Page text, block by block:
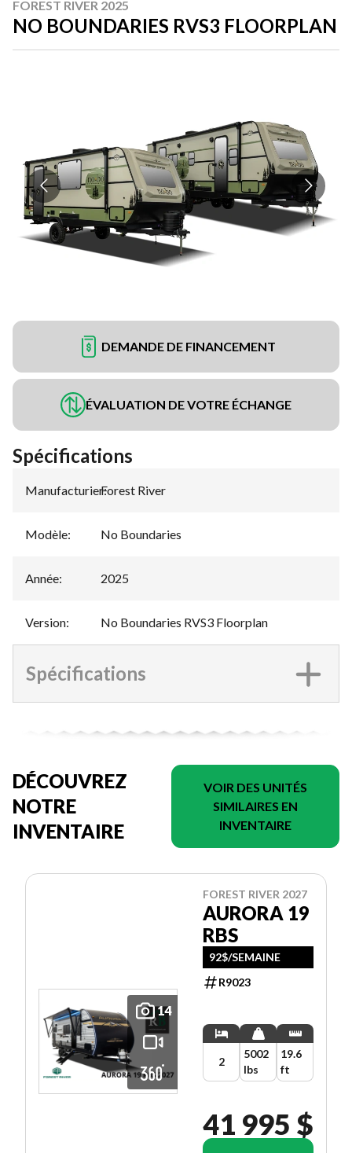
FOREST RIVER 2025
NO BOUNDARIES RVS3 FLOORPLAN
DEMANDE DE FINANCEMENT
ÉVALUATION DE VOTRE ÉCHANGE
Spécifications
Manufacturier:
Forest River
Modèle: No Boundaries
Année: 2025
Version: No Boundaries RVS3 Floorplan
Spécifications
DÉCOUVREZ
NOTRE
INVENTAIRE
VOIR DES UNITÉS
SIMILAIRES EN
INVENTAIRE
14
FOREST RIVER 2027
AURORA 19
RBS
92$/SEMAINE
R9023
2
5002
lbs
19.6
ft
41 995 $